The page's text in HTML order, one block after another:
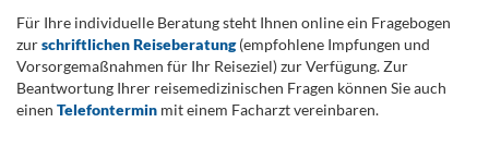
Für Ihre individuelle Beratung steht Ihnen online ein Fragebogen
zurschriftlichen Reiseberatung(empfohlene Impfungen und
Vorsorgemaßnahmen für Ihr Reiseziel) zur Verfügung. Zur
Beantwortung Ihrer reisemedizinischen Fragen können Sie auch
einen Telefontermin mit einem Facharzt vereinbaren.